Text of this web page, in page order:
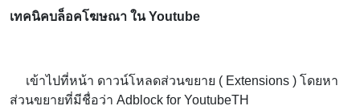
เทคนิคบล็อคโฆษณา ในYoutube
เข้าไปที่หน้า ดาวน์โหลดส่วนขยาย ( Extensions ) โดยหา
ส่วนขยายที่มีชื่อว่า Adblock for YoutubeTH